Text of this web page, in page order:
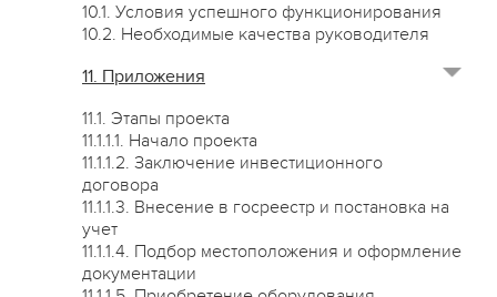
10.1. Условия успешного функционирования
10.2. Необходимые качества руководителя
11. Приложения
11.1. Этапы проекта
11.1.1.1. Начало проекта
11.1.1.2. Заключение инвестиционного
договора
11.1.1.3. Внесение в госреестр и постановка на
учет
11.1.1.4. Подбор местоположения и оформление
документации